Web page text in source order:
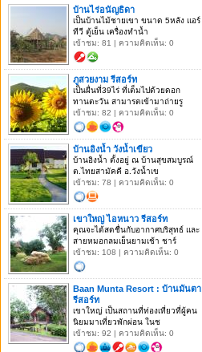
บ้านไร่อนัญธิดา
เป็นบ้านไม้ชายเขา ขนาด 5หลัง แอร์
ทีวี ตู้เย็น เครื่องทำน้ำ
เข้าชม: 81 | ความคิดเห็น: 0
ภูสวยงาม รีสอร์ท
เป็นผื่นที่39ไร่ ที่เต็มไปด้วยดอก
ทานตะวัน สามารตเข้ามาถ่ายรู
เข้าชม: 82 | ความคิดเห็น: 0
บ้านอิงน้ำ วังน้ำเขียว
บ้านอิงน้ำ ตั้งอยู่ ณ บ้านสุขสมบูรณ์
ต.ไทยสามัคคี อ.วังน้ำเข
เข้าชม: 78 | ความคิดเห็น: 0
เขาใหญ่ ไอหนาว รีสอร์ท
คุณจะได้สดชื่นกับอากาศบริสุทธ์ และ
สายหมอกลมเย็นยามเช้า ชาร์
เข้าชม: 108 | ความคิดเห็น: 0
Baan Munta Resort : บ้านมันตา
รีสอร์ท
เขาใหญ่ เป็นสถานที่ท่องเที่ยวที่ผู้คน
นิยมมาเที่ยวพักผ่อน ในช
เข้าชม: 92 | ความคิดเห็น: 0